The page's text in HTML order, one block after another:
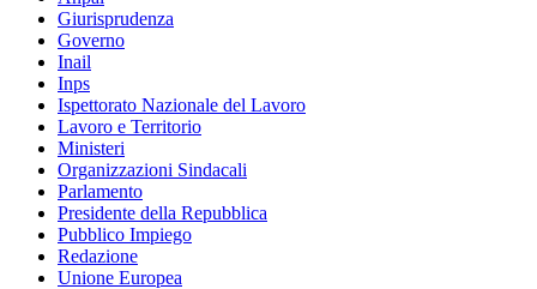
Giurisprudenza
Governo
Inail
Inps
Ispettorato Nazionale del Lavoro
Lavoro e Territorio
Ministeri
Organizzazioni Sindacali
Parlamento
Presidente della Repubblica
Pubblico Impiego
Redazione
Unione Europea